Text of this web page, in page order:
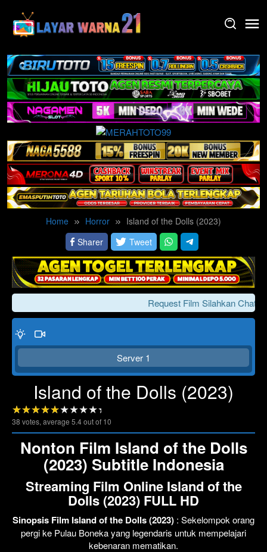
content
Home Horror
Island of the Dolls (2023)
Sharer
Tweet
Request Film Silahkan Chat
Lewati >>>
Click To Play
Server 1
Island of the Dolls (2023)
38 votes, average 5.4out of 10
Nonton Film Island of the Dolls
(2023) Subtitle Indonesia
Streaming Film Online Island of the
Dolls (2023) FULL HD
Sinopsis Film Island of the Dolls (2023) : Sekelompok orang
pergi ke Pulau Boneka yang legendaris untuk mempelajari
kebenaran mematikan.